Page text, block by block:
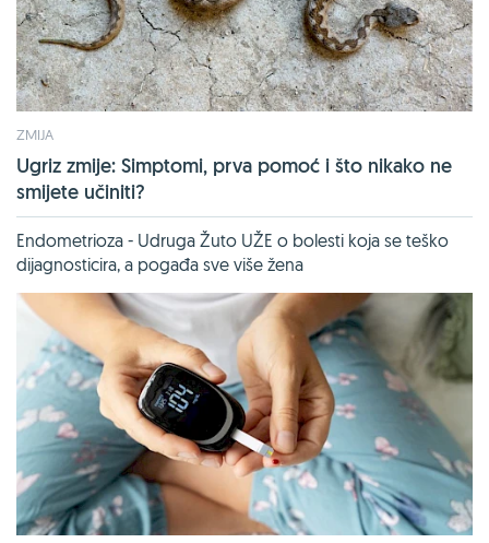
ZMIJA
Ugriz zmije: Simptomi, prva pomoć i što nikako ne
smijete učiniti?
Endometrioza - Udruga Žuto UŽE o bolesti koja se teško
dijagnosticira, a pogađa sve više žena